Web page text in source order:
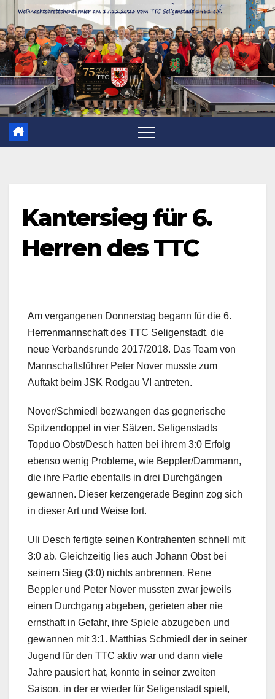
Zum
Inhalt
springen
Kantersieg für 6.
Herren des TTC
Am vergangenen Donnerstag begann für die 6.
Herrenmannschaft des TTC Seligenstadt, die
neue Verbandsrunde 2017/2018. Das Team von
Mannschaftsführer Peter Nover musste zum
Auftakt beim JSK Rodgau VI antreten.
Nover/Schmiedl bezwangen das gegnerische
Spitzendoppel in vier Sätzen. Seligenstadts
Topduo Obst/Desch hatten bei ihrem 3:0 Erfolg
ebenso wenig Probleme, wie Beppler/Dammann,
die ihre Partie ebenfalls in drei Durchgängen
gewannen. Dieser kerzengerade Beginn zog sich
in dieser Art und Weise fort.
Uli Desch fertigte seinen Kontrahenten schnell mit
3:0 ab. Gleichzeitig lies auch Johann Obst bei
seinem Sieg (3:0) nichts anbrennen. Rene
Beppler und Peter Nover mussten zwar jeweils
einen Durchgang abgeben, gerieten aber nie
ernsthaft in Gefahr, ihre Spiele abzugeben und
gewannen mit 3:1. Matthias Schmiedl der in seiner
Jugend für den TTC aktiv war und dann viele
Jahre pausiert hat, konnte in seiner zweiten
Saison, in der er wieder für Seligenstadt spielt,